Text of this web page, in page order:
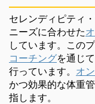
セレンディピティ
ニーズに合わせた
しています。この
コーチングを通じ
行っています。 オ
かつ効果的な体重
指します。